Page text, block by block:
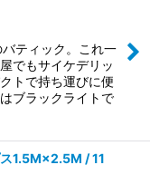
バティック。これ一
でもサイケデリッ
トで持ち運びに便
ブラックライトで
1.5M×2.5M / 11